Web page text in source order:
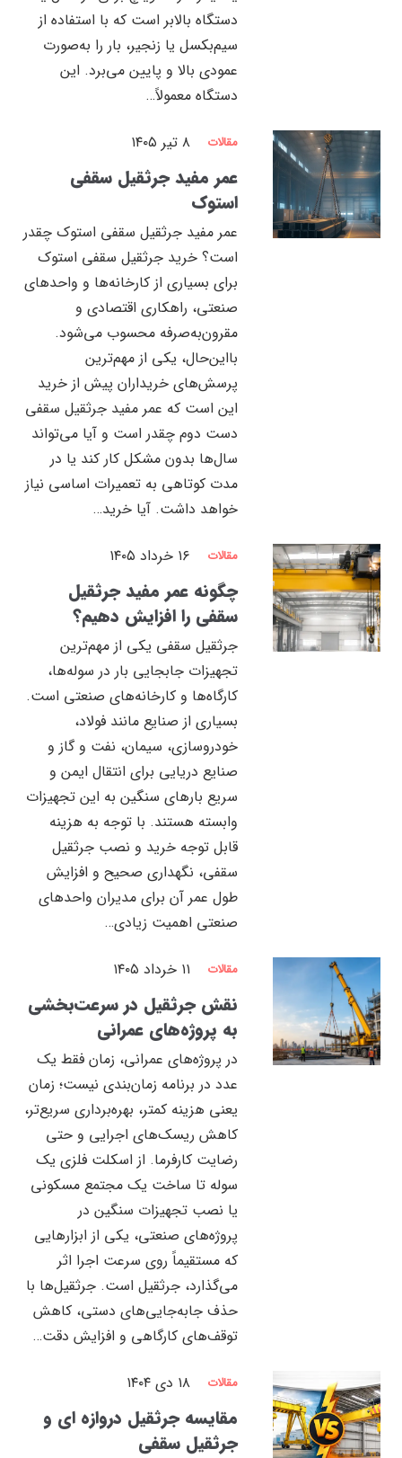
دستگاه بالابر است که با استفاده از
سیم‌بکسل یا زنجیر، بار را به‌صورت
عمودی بالا و پایین می‌برد. این
دستگاه معمولاً…
مقالات ۸ تیر ۱۴۰۵
عمر مفید جرثقیل سقفی
استوک
عمر مفید جرثقیل سقفی استوک چقدر
است؟ خرید جرثقیل سقفی استوک
برای بسیاری از کارخانه‌ها و واحدهای
صنعتی، راهکاری اقتصادی و
مقرون‌به‌صرفه محسوب می‌شود.
بااین‌حال، یکی از مهم‌ترین
پرسش‌های خریداران پیش از خرید
این است که عمر مفید جرثقیل سقفی
دست دوم چقدر است و آیا می‌تواند
سال‌ها بدون مشکل کار کند یا در
مدت کوتاهی به تعمیرات اساسی نیاز
خواهد داشت. آیا خرید…
مقالات ۱۶ خرداد ۱۴۰۵
چگونه عمر مفید جرثقیل
سقفی را افزایش دهیم؟
جرثقیل سقفی یکی از مهم‌ترین
تجهیزات جابجایی بار در سوله‌ها،
کارگاه‌ها و کارخانه‌های صنعتی است.
بسیاری از صنایع مانند فولاد،
خودروسازی، سیمان، نفت و گاز و
صنایع دریایی برای انتقال ایمن و
سریع بارهای سنگین به این تجهیزات
وابسته هستند. با توجه به هزینه
قابل توجه خرید و نصب جرثقیل
سقفی، نگهداری صحیح و افزایش
طول عمر آن برای مدیران واحدهای
صنعتی اهمیت زیادی…
مقالات ۱۱ خرداد ۱۴۰۵
نقش جرثقیل در سرعت‌بخشی
به پروژه‌های عمرانی
در پروژه‌های عمرانی، زمان فقط یک
عدد در برنامه زمان‌بندی نیست؛ زمان
یعنی هزینه کمتر، بهره‌برداری سریع‌تر،
کاهش ریسک‌های اجرایی و حتی
رضایت کارفرما. از اسکلت فلزی یک
سوله تا ساخت یک مجتمع مسکونی
یا نصب تجهیزات سنگین در
پروژه‌های صنعتی، یکی از ابزارهایی
که مستقیماً روی سرعت اجرا اثر
می‌گذارد، جرثقیل است. جرثقیل‌ها با
حذف جابه‌جایی‌های دستی، کاهش
توقف‌های کارگاهی و افزایش دقت…
مقالات ۱۸ دی ۱۴۰۴
مقایسه جرثقیل دروازه‌ ای و
جرثقیل سقفی